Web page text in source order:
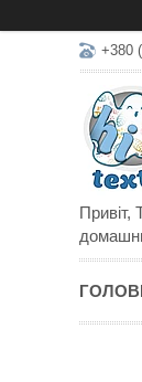
+380
Привіт,